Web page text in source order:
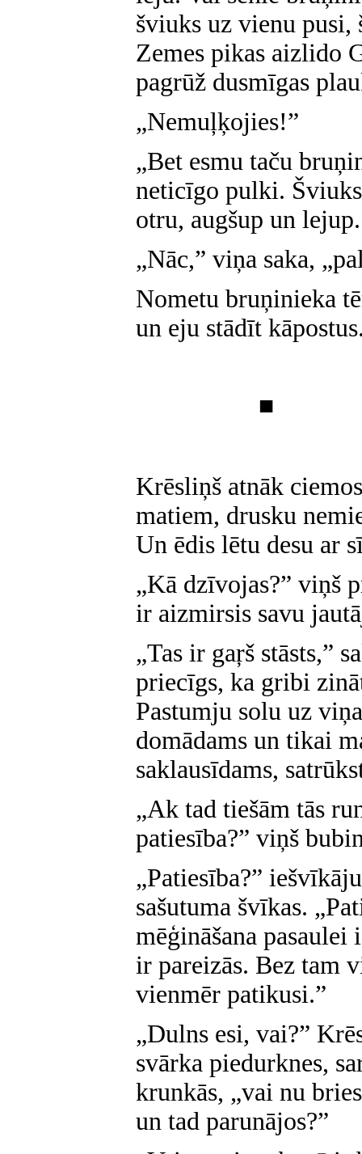
šviuks uz vienu
Zemes pikas aizlido
pagrūž dusmīgas
„Nemuļķojies!”
„Bet esmu taču
neticīgo pulki.
otru, augšup un
„Nāc,” viņa saka,
Nometu bruņinieka
un eju stādīt
■
Krēsliņš atnāk
matiem, drusku
Un ēdis lētu desu ar
„Kā dzīvojas?” viņš
ir aizmirsis savu
„Tas ir gaŗš stāsts,”
priecīgs, ka gribi
Pastumju solu uz
domādams un tikai
saklausīdams,
„Ak tad tiešām tās
patiesība?” viņš
„Patiesība?”
sašutuma švīkas.
mēģināšana
ir pareizās. Bez tam
vienmēr patikusi.”
„Dulns esi, vai?”
svārka piedurknes,
krunkās, „vai nu
un tad parunājos?”